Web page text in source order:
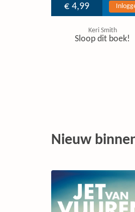
€ 4,99
Keri Smith
Sloop dit boek!
Nieuw